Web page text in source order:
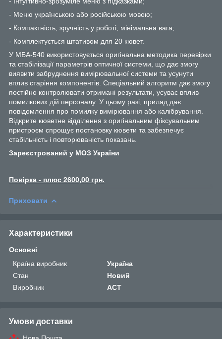
- Меню українською або російською мовою;
- Компактність, зручність у роботі, мінімальна вага;
- Комплектується штативом для 20 кювет.
У МБА-540 використовується оригінальна методика перевірки
та стабілізації параметрів оптичної системи, що дає змогу
виявити забруднення вимірювальної системи та усунути
вплив старіння компонентів. Спеціальний алгоритм дає змогу
постійно контролювати отримані результати, усуває вплив
помилкових дій персоналу. У цьому разі, прилад дає
повідомлення про помилку вимірювання або калібрування.
Відкрите кюветне відділення з оригінальним фіксувальним
пристроєм спрощує постановку кювети та забезпечує
стабільність і повторюваність показань.
Зареєстрований у МОЗ України
Повірка - плюс 2600,00 грн.
Приховати
Характеристики
Основні
Країна виробник
Україна
Стан
Новий
Виробник
АСТ
Умови доставки